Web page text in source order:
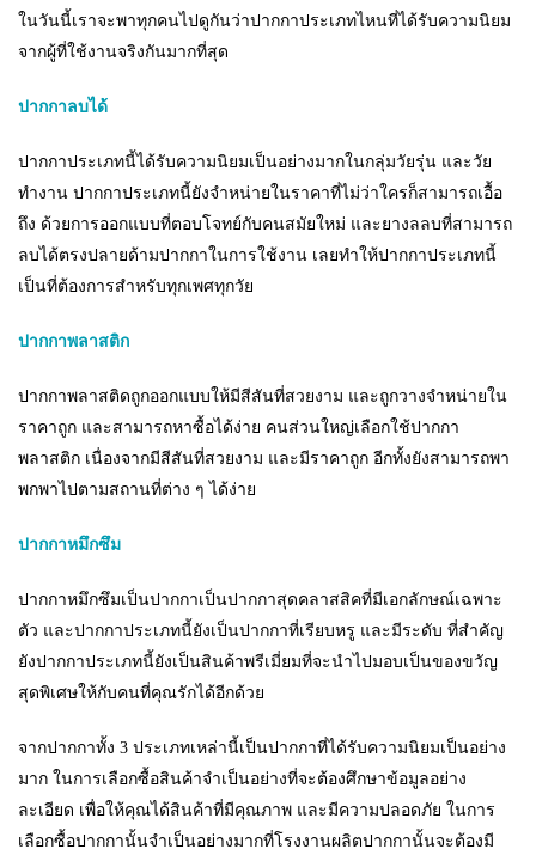
ในวันนี้เราจะพาทุกคนไปดูกันว่าปากกาประเภทไหนที่ได้รับความนิยม
จากผู้ที่ใช้งานจริงกันมากที่สุด
ปากกาลบได้
ปากกาประเภทนี้ได้รับความนิยมเป็นอย่างมากในกลุ่มวัยรุ่น และวัย
ทำงาน ปากกาประเภทนี้ยังจำหน่ายในราคาที่ไม่ว่าใครก็สามารถเอื้อ
ถึง ด้วยการออกแบบที่ตอบโจทย์กับคนสมัยใหม่ และยางลลบที่สามารถ
ลบได้ตรงปลายด้ามปากกาในการใช้งาน เลยทำให้ปากกาประเภทนี้
เป็นที่ต้องการสำหรับทุกเพศทุกวัย
ปากกาพลาสติก
ปากกาพลาสติดถูกออกแบบให้มีสีสันที่สวยงาม และถูกวางจำหน่ายใน
ราคาถูก และสามารถหาซื้อได้ง่าย คนส่วนใหญ่เลือกใช้ปากกา
พลาสติก เนื่องจากมีสีสันที่สวยงาม และมีราคาถูก อีกทั้งยังสามารถพา
พกพาไปตามสถานที่ต่าง ๆ ได้ง่าย
ปากกาหมึกซึม
ปากกาหมึกซึมเป็นปากกาเป็นปากกาสุดคลาสสิคที่มีเอกลักษณ์เฉพาะ
ตัว และปากกาประเภทนี้ยังเป็นปากกาที่เรียบหรู และมีระดับ ที่สำคัญ
ยังปากกาประเภทนี้ยังเป็นสินค้าพรีเมี่ยมที่จะนำไปมอบเป็นของขวัญ
สุดพิเศษให้กับคนที่คุณรักได้อีกด้วย
จากปากกาทั้ง 3 ประเภทเหล่านี้เป็นปากกาที่ได้รับความนิยมเป็นอย่าง
มาก ในการเลือกซื้อสินค้าจำเป็นอย่างที่จะต้องศึกษาข้อมูลอย่าง
ละเอียด เพื่อให้คุณได้สินค้าที่มีคุณภาพ และมีความปลอดภัย ในการ
เลือกซื้อปากกานั้นจำเป็นอย่างมากที่โรงงานผลิตปากกานั้นจะต้องมี